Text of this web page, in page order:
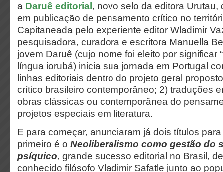
a Daruê editorial , novo selo da editora Urutau,
em publicação de pensamento crítico no
Capitaneada pelo experiente editor Wladimir
pesquisadora, curadora e escritora Manuella
jovem Daruê (cujo nome foi eleito por significar
língua iorubá) inicia sua jornada em Portugal
linhas editoriais dentro do projeto geral
crítico brasileiro contemporâneo; 2) traduções
obras clássicas ou contemporânea do
projetos especiais em literatura.
E para começar, anunciaram já dois títulos
primeiro é o Neoliberalismo como gestão do
psíquico, grande sucesso editorial no Brasil,
conhecido filósofo Vladimir Safatle junto ao